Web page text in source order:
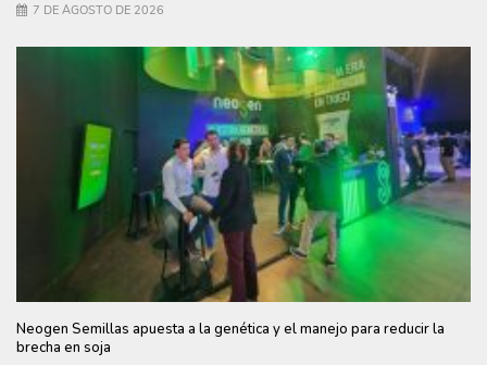
7 DE AGOSTO DE 2026
Neogen Semillas apuesta a la genética y el manejo para reducir la
brecha en soja